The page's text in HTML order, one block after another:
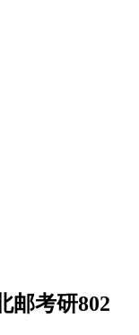
邮考研802